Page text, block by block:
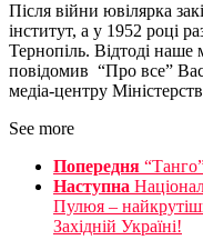
Після війни ювілярка
інститут, а у 1952 році
Тернопіль. Відтоді наше
повідомив “Про все”
медіа-центру
See more
Попередня
Наступна
Пулюя –
Західній Україні!